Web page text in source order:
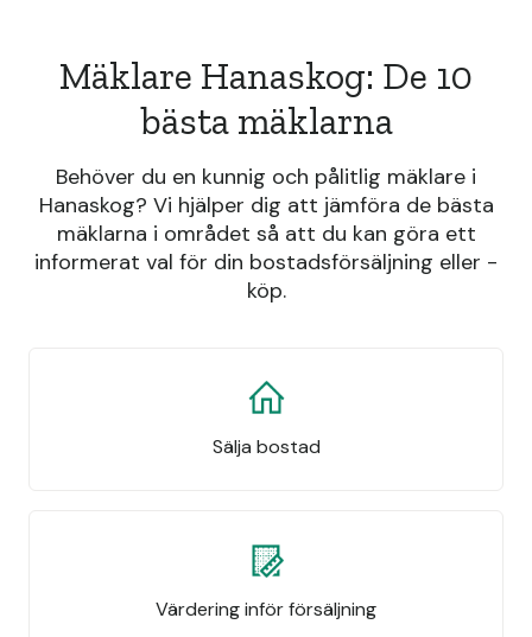
Mäklare Hanaskog: De 10
bästa mäklarna
Behöver du en kunnig och pålitlig mäklare i
Hanaskog? Vi hjälper dig att jämföra de bästa
mäklarna i området så att du kan göra ett
informerat val för din bostadsförsäljning eller -
köp.
Sälja bostad
Värdering inför försäljning